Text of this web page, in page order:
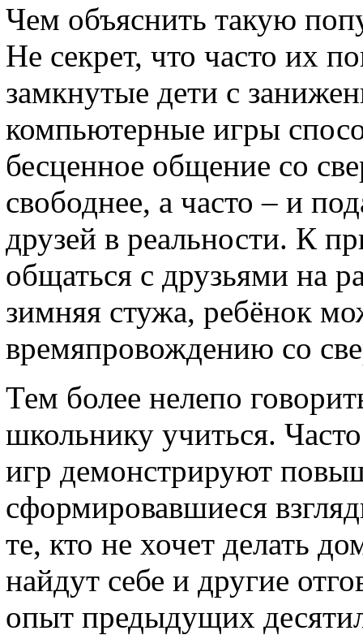
Чем объяснить такую
Не секрет, что часто их
замкнутые дети с
компьютерные игры
бесценное общение со
свободнее, а часто – и
друзей в реальности. К
общаться с друзьями на
зимняя стужа, ребёнок
времяпровождению со
Тем более нелепо
школьнику учиться.
игр демонстрируют
сформировавшиеся
те, кто не хочет делать
найдут себе и другие
опыт предыдущих